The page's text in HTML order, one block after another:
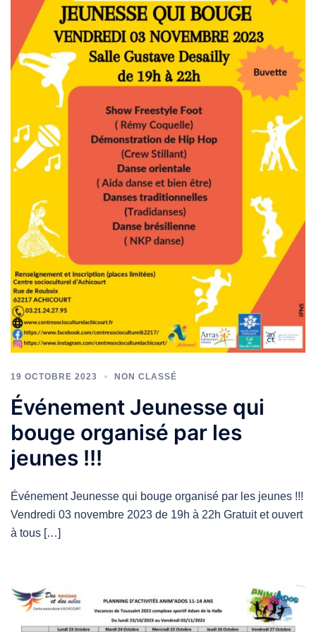
19 OCTOBRE 2023 NON CLASSÉ
Événement Jeunesse qui
bouge organisé par les
jeunes !!!
Événement Jeunesse qui bouge organisé par les jeunes !!!
Vendredi 03 novembre 2023 de 19h à 22h Gratuit et ouvert
à tous […]